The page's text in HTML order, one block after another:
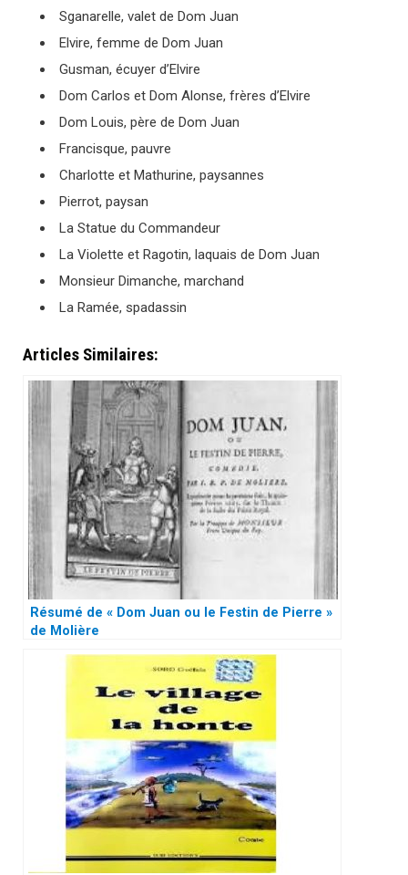
Sganarelle, valet de Dom Juan
Elvire, femme de Dom Juan
Gusman, écuyer d’Elvire
Dom Carlos et Dom Alonse, frères d’Elvire
Dom Louis, père de Dom Juan
Francisque, pauvre
Charlotte et Mathurine, paysannes
Pierrot, paysan
La Statue du Commandeur
La Violette et Ragotin, laquais de Dom Juan
Monsieur Dimanche, marchand
La Ramée, spadassin
Articles Similaires:
Résumé de « Dom Juan ou le Festin de Pierre »
de Molière